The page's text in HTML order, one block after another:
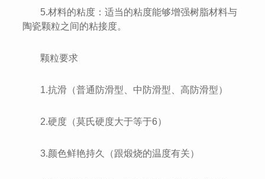
5.材料的粘度：适当的粘度能够增强树脂材料与
陶瓷颗粒之间的粘接度。
颗粒要求
1.抗滑（普通防滑型、中防滑型、高防滑型）
2.硬度（莫氏硬度大于等于6）
3.颜色鲜艳持久（跟煅烧的温度有关）